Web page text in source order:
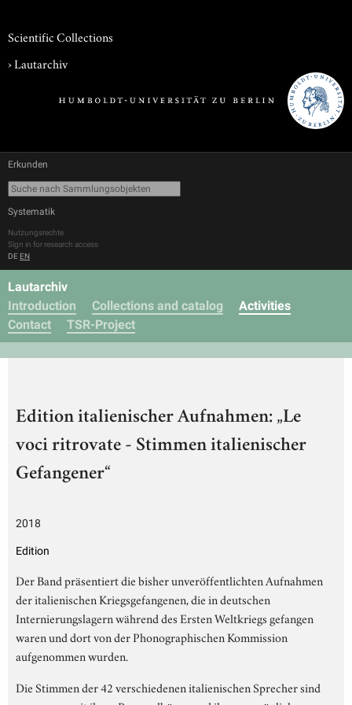
Scientific Collections
›Lautarchiv
Erkunden
Systematik
Nutzungsrechte
Sign in for research access
DE EN
Lautarchiv
Introduction
Collections and catalog
Activities
Contact
TSR-Project
Edition italienischer Aufnahmen: „Le
voci ritrovate - Stimmen italienischer
Gefangener“
2018
Edition
Der Band präsentiert die bisher unveröffentlichten Aufnahmen
der italienischen Kriegsgefangenen, die in deutschen
Internierungslagern während des Ersten Weltkriegs gefangen
waren und dort von der Phonographischen Kommission
aufgenommen wurden.
Die Stimmen der 42 verschiedenen italienischen Sprecher sind